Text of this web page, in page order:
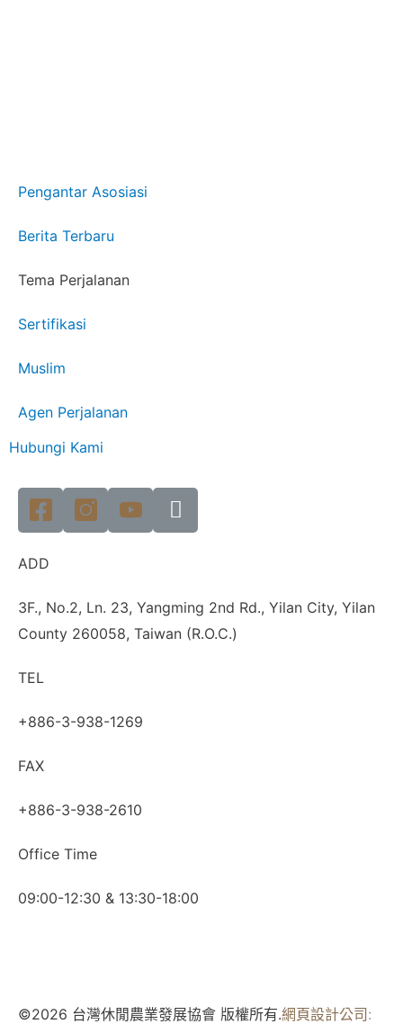
Pengantar Asosiasi
Berita Terbaru
Tema Perjalanan
Sertifikasi
Muslim
Agen Perjalanan
Hubungi Kami
ADD
3F., No.2, Ln. 23, Yangming 2nd Rd., Yilan City, Yilan
County 260058, Taiwan (R.O.C.)
TEL
+886-3-938-1269
FAX
+886-3-938-2610
Office Time
09:00-12:30 & 13:30-18:00
©2026 台灣休閒農業發展協會 版權所有.網頁設計公司: